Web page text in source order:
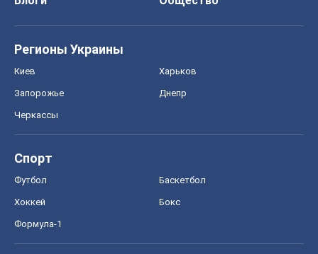
Регионы Украины
Киев Харьков
Запорожье Днепр
Черкассы
Спорт
Футбол Баскетбол
Хоккей Бокс
Формула-1